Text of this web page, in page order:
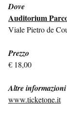
Dove
Auditorium
Viale Pietro de
Prezzo
€ 18,00
Altre informazioni
www.ticketone.it